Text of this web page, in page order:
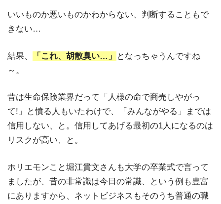
いいものか悪いものかわからない、判断することもで
きない…
結果、 「これ、胡散臭い…」
となっちゃうんですね
～。
昔は生命保険業界だって「人様の命で商売しやがっ
て!」と憤る人もいたわけで、「みんながやる」までは
信用しない、と。信用してあげる最初の1人になるのは
リスクが高い、と。
ホリエモンこと堀江貴文さんも大学の卒業式で言って
ましたが、昔の非常識は今日の常識、という例も豊富
にありますから、ネットビジネスもそのうち普通の職